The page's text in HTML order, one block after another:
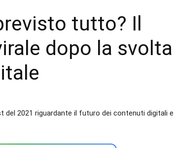
tutto? Il
dopo la svolta